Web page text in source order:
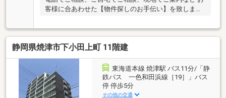
客様に合あわせた【物件探しのお手伝い】を致します
静岡県焼津市下小田上町 11階建
東海道本線 焼津駅 バス11分/「静
鉄バス 一色和田浜線［19］」バス
停 停歩5分
その他の交通